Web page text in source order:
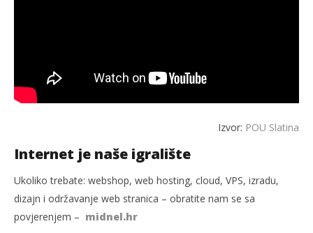
Izvor: POU Slatina
Internet je naše igralište
Ukoliko trebate: webshop, web hosting, cloud, VPS, izradu,
dizajn i održavanje web stranica – obratite nam se sa
povjerenjem – midnel.hr